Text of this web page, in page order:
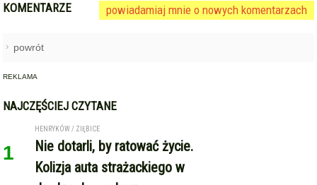
KOMENTARZE powiadamiaj mnie o nowych komentarzach
powrót
REKLAMA
NAJCZĘŚCIEJ CZYTANE
1
HENRYKÓW / ZIĘBICE
Nie dotarli, by ratować życie.
Kolizja auta strażackiego w